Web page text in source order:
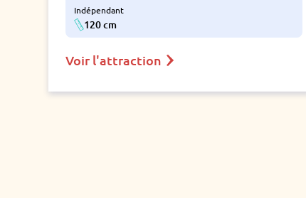
Indépendant
120 cm
Voir l'attraction